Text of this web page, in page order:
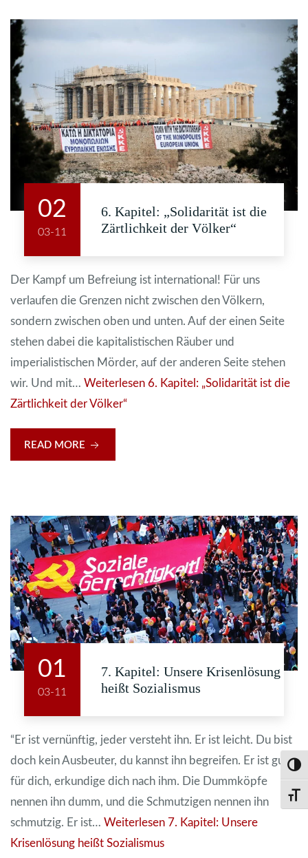
02
03-11
6. Kapitel: „Solidarität ist die
Zärtlichkeit der Völker“
Der Kampf um Befreiung ist international! Für uns
verlaufen die Grenzen nicht zwischen den Völkern,
sondern zwischen oben und unten. Auf der einen Seite
stehen dabei die kapitalistischen Räuber und
imperialistischen Mörder, auf der anderen Seite stehen
wir. Und mit… Weiterlesen 6. Kapitel: „Solidarität ist die
Zärtlichkeit der Völker“
READ MORE
01
03-11
7. Kapitel: Unsere Krisenlösung
heißt Sozialismus
“Er ist vernünftig, jeder versteht ihn. Er ist leicht. Du bist
doch kein Ausbeuter, du kannst ihn begreifen. Er ist gut
für dich, erkundige dich nach ihm. Die Dummköpfe
nennen ihn dumm, und die Schmutzigen nennen ihn
schmutzig. Er ist… Weiterlesen 7. Kapitel: Unsere
Krisenlösung heißt Sozialismus